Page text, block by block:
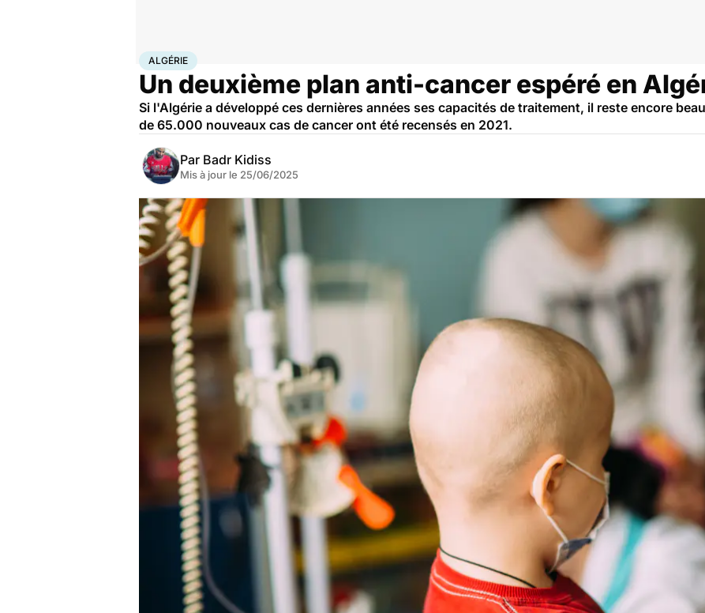
AccueilSanté
ALGÉRIE
Un deuxième plan anti-cancer espéré en
Si l'Algérie a développé ces dernières années ses capacités de traitement, il reste encore
de 65.000 nouveaux cas de cancer ont été recensés en 2021.
Par Badr Kidiss
Mis à jour le 25/06/2025